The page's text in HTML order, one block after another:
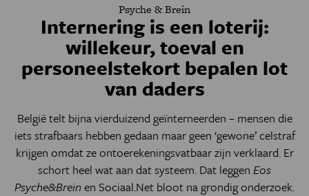
Psyche & Brein
Internering is een loterij:
willekeur, toeval en
personeelstekort bepalen lot
van daders
België telt bijna vierduizend geïnterneerden – mensen die
iets strafbaars hebben gedaan maar geen ‘gewone’ celstraf
krijgen omdat ze ontoerekeningsvatbaar zijn verklaard. Er
schort heel wat aan dat systeem. Dat leggen Eos
Psyche&Breinen Sociaal.Net bloot na grondig onderzoek.